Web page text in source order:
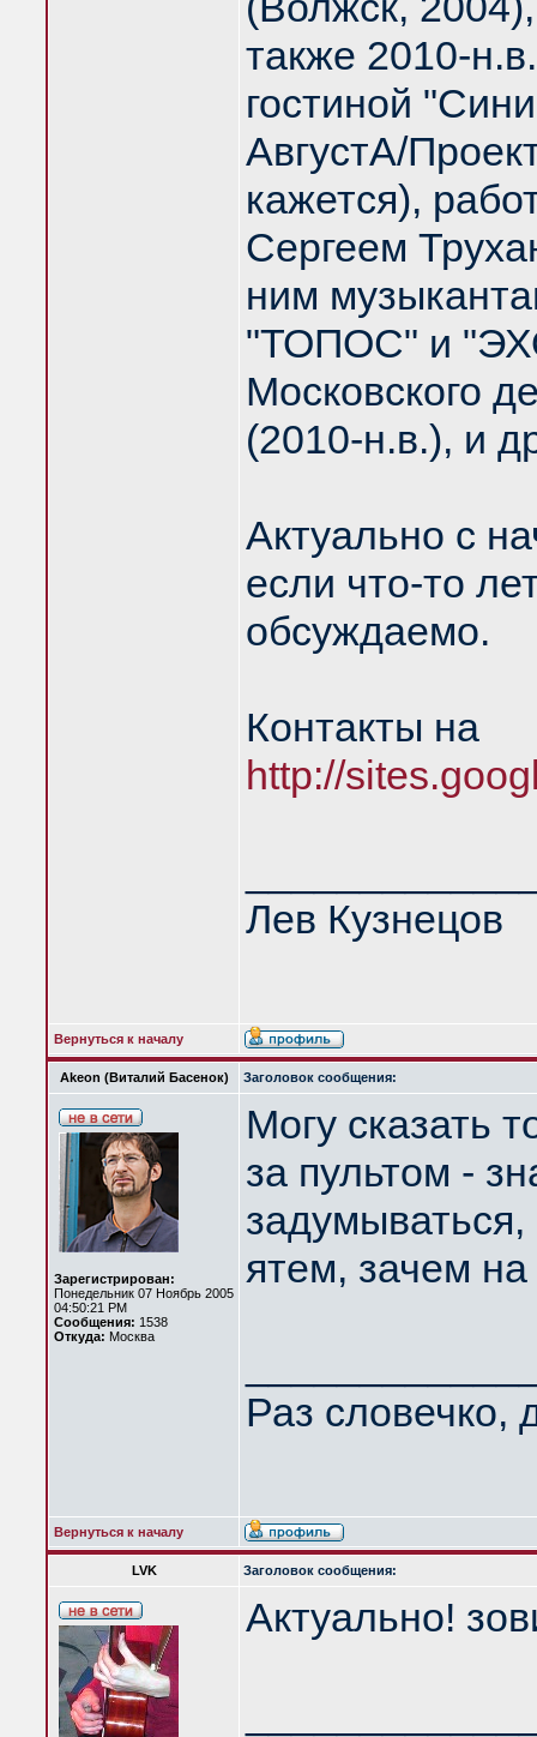
также 2010-
гостиной
АвгустА/
кажется),
Сергеем
ним
"ТОПОС" и
Московского
(2010-н.в.), и
Актуально с
если что-то
обсуждаемо.
Контакты на
http://
Лев Кузнецов
Вернуться к началу
Akeon (Виталий Басенок) Заголовок сообщения:
Зарегистрирован:
Понедельник 07 Ноябрь 2005
04:50:21 PM
Сообщения: 1538
Откуда: Москва
Могу сказать
за пультом -
задумываться,
ятем, зачем
Раз словечко,
Вернуться к началу
LVK Заголовок сообщения:
Актуально!